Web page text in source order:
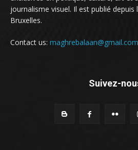
journalisme visuel. Il est publié depuis
Bruxelles.
Contact us: maghrebalaan@gmail.com
Suivez-